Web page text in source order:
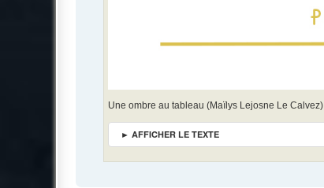
Une ombre au tableau (Maïlys Lejosne Le Calvez)
► AFFICHER LE TEXTE